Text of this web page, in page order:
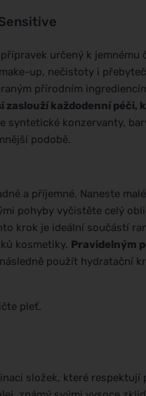
určený k jemnému
up, nečistoty i
přírodním
zaslouží každodenní
konzervanty,
podobě.
a příjemné. Naneste
pohyby vyčistěte celý
krok je ideální součástí
kosmetiky. Pravidelným
použít hydratační
pleť.
složek, které